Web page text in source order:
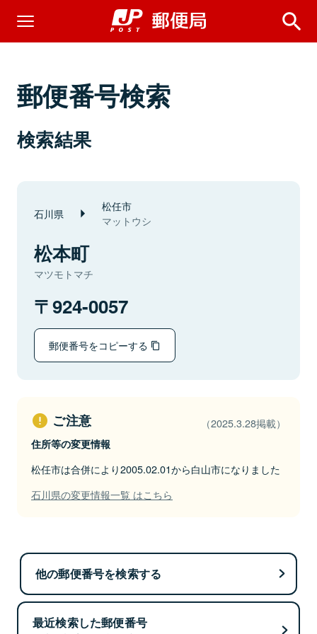
郵便番号検索
検索結果
石川県 松任市
マットウシ
松本町
マツモトマチ
924-0057
郵便番号をコピーする
ご注意 （2025.3.28掲載）
住所等の変更情報
松任市は合併により2005.02.01から白山市になりました
石川県の変更情報一覧 はこちら
他の郵便番号を検索する
最近検索した郵便番号